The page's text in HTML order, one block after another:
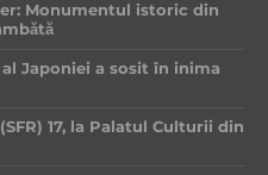
Monumentul istoric din
Japoniei a sosit în inima
(SFR) 17, la Palatul Culturii din